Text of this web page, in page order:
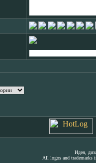
Идея,
All logos and trademarks